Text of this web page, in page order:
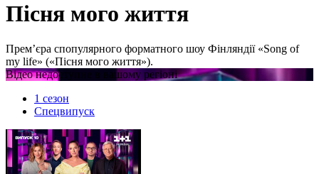
Пісня мого життя
Премʼєра спопулярного форматного шоу Фінляндії «Song of
my life» («Пісня мого життя»).
Відео недоступне в вашому регіоні
1 сезон
Спецвипуск